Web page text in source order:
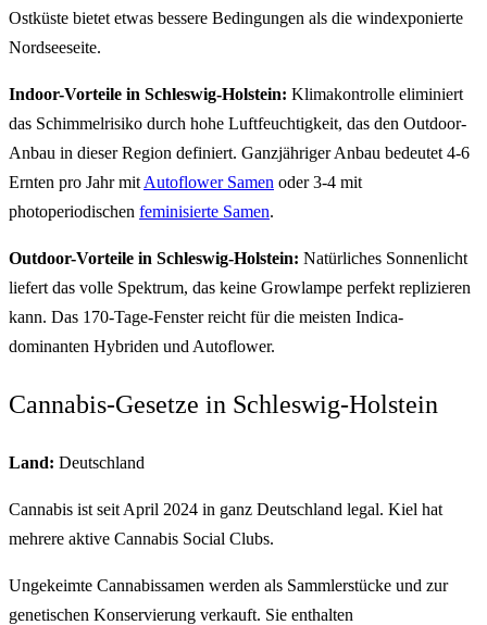
Ostküste bietet etwas bessere Bedingungen als die windexponierte
Nordseeseite.
Indoor-Vorteile in Schleswig-Holstein: Klimakontrolle eliminiert
das Schimmelrisiko durch hohe Luftfeuchtigkeit, das den Outdoor-
Anbau in dieser Region definiert. Ganzjähriger Anbau bedeutet 4-6
Ernten pro Jahr mit Autoflower Samen oder 3-4 mit
photoperiodischen feminisierte Samen.
Outdoor-Vorteile in Schleswig-Holstein: Natürliches Sonnenlicht
liefert das volle Spektrum, das keine Growlampe perfekt replizieren
kann. Das 170-Tage-Fenster reicht für die meisten Indica-
dominanten Hybriden und Autoflower.
Cannabis-Gesetze in Schleswig-Holstein
Land: Deutschland
Cannabis ist seit April 2024 in ganz Deutschland legal. Kiel hat
mehrere aktive Cannabis Social Clubs.
Ungekeimte Cannabissamen werden als Sammlerstücke und zur
genetischen Konservierung verkauft. Sie enthalten